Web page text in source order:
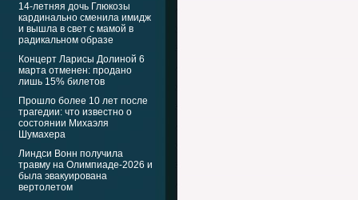
14-летняя дочь Глюкозы
кардинально сменила имидж
и вышла в свет с мамой в
радикальном образе
Концерт Ларисы Долиной 6
марта отменен: продано
лишь 15% билетов
Прошло более 10 лет после
трагедии: что известно о
состоянии Михаэля
Шумахера
Линдси Вонн получила
травму на Олимпиаде-2026 и
была эвакуирована
вертолетом